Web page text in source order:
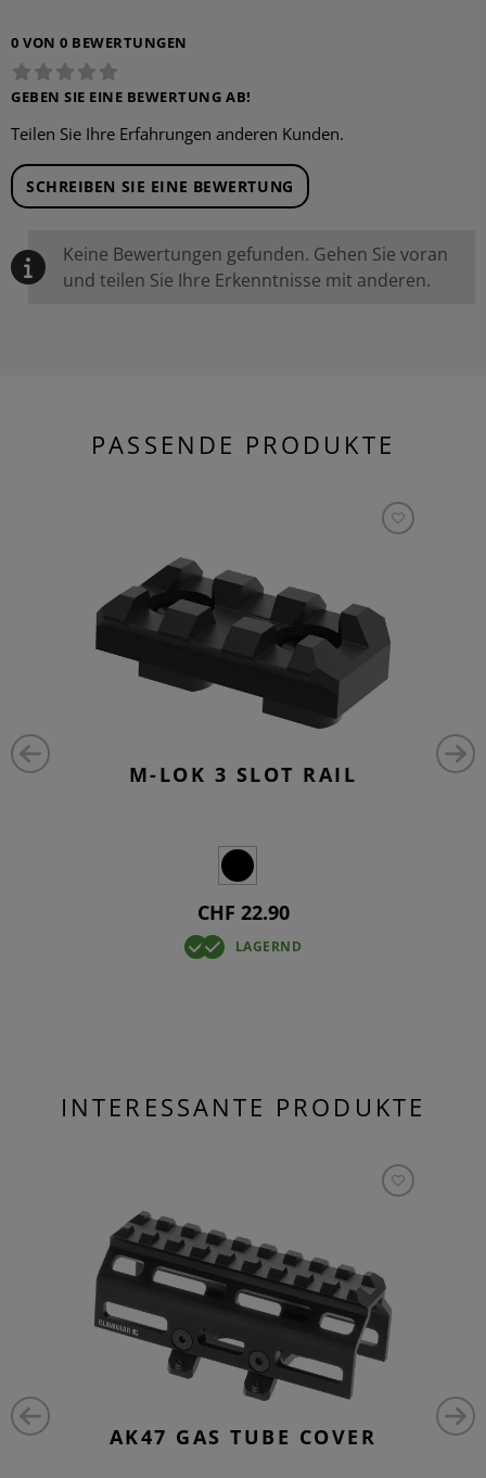
0 VON 0 BEWERTUNGEN
GEBEN SIE EINE BEWERTUNG AB!
Teilen Sie Ihre Erfahrungen anderen Kunden.
SCHREIBEN SIE EINE BEWERTUNG
Keine Bewertungen gefunden. Gehen Sie voran
und teilen Sie Ihre Erkenntnisse mit anderen.
PASSENDE PRODUKTE
M-LOK 3 SLOT RAIL
CHF 22.90
LAGERND
INTERESSANTE PRODUKTE
AK47 GAS TUBE COVER